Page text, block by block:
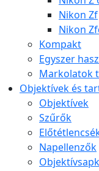
Nikon Zf
Nikon
Kompakt
Egyszer
Markolatok
Objektívek és
Objektívek
Szűrők
Napellenzők